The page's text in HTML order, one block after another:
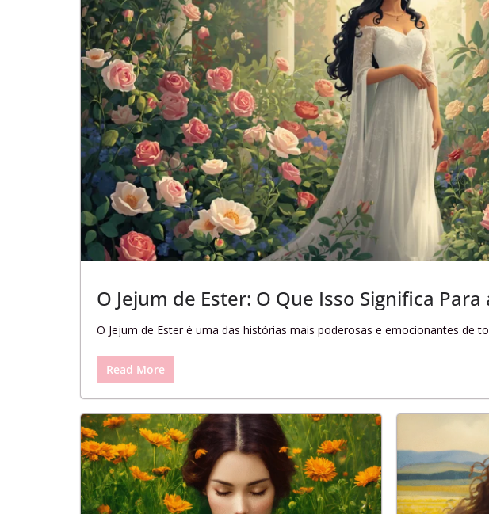
O Jejum de Ester: O Que Isso Significa Para
O Jejum de Ester é uma das histórias mais poderosas e emocionantes de
Read More